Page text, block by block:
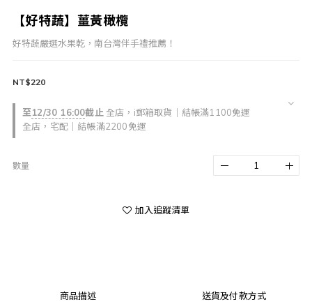
【好特蔬】薑黃橄欖
好特蔬嚴選水果乾，南台灣伴手禮推薦！
至12/30 16:00截止 全店，i郵箱取貨｜結帳滿1100免運
全店，宅配｜結帳滿2200免運
NT$220
數量
加入追蹤清單
商品描述 送貨及付款方式